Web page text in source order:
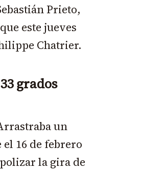
Prieto,
este jueves
Chatrier.
grados
un
16 de febrero
la gira de